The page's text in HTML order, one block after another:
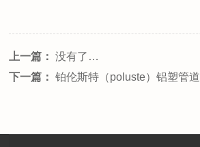
上一篇：没有了…
下一篇：铂伦斯特（poluste）铝塑管道